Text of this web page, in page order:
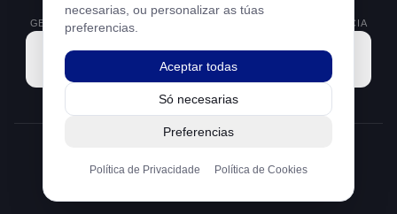
PROGRAMA KIT DIGITAL FINANCIADO POLOS FONDOS NEXT
GENERATION DO MECANISMO DE RECUPERACIÓN E RESILIENCIA
Política de PrivacidadePolítica de CookiesAviso Legal
necesarias, ou personalizar as túas
preferencias.
Aceptar todas
Só necesarias
Preferencias
Política de Privacidade Política de Cookies